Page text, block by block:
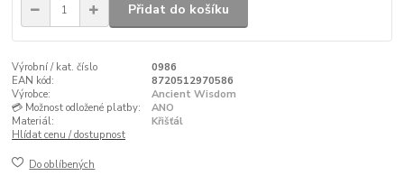
Přidat do košíku
Výrobní / kat. číslo
0986
EAN kód:
8720512970586
Výrobce:
Ancient Wisdom
💳 Možnost odložené platby:
ANO
Materiál:
Křišťál
Hlídat cenu / dostupnost
Do oblíbených